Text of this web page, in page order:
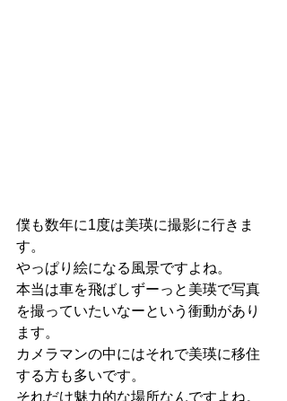
僕も数年に1度は美瑛に撮影に行きま
す。
やっぱり絵になる風景ですよね。
本当は車を飛ばしずーっと美瑛で写真
を撮っていたいなーという衝動があり
ます。
カメラマンの中にはそれで美瑛に移住
する方も多いです。
それだけ魅力的な場所なんですよね。